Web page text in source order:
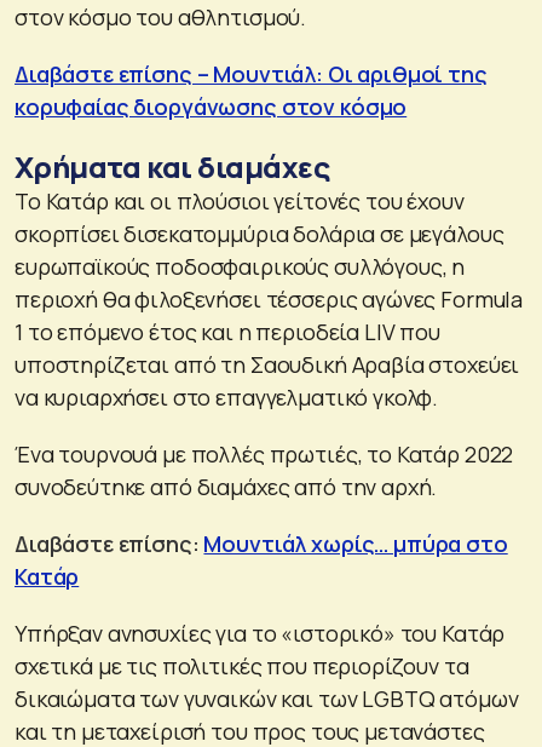
στον κόσμο του αθλητισμού.
Διαβάστε επίσης – Μουντιάλ: Οι αριθμοί της
κορυφαίας διοργάνωσης στον κόσμο
Χρήματα και διαμάχες
Το Κατάρ και οι πλούσιοι γείτονές του έχουν
σκορπίσει δισεκατομμύρια δολάρια σε μεγάλους
ευρωπαϊκούς ποδοσφαιρικούς συλλόγους, η
περιοχή θα φιλοξενήσει τέσσερις αγώνες Formula
1 το επόμενο έτος και η περιοδεία LIV που
υποστηρίζεται από τη Σαουδική Αραβία στοχεύει
να κυριαρχήσει στο επαγγελματικό γκολφ.
Ένα τουρνουά με πολλές πρωτιές, το Κατάρ 2022
συνοδεύτηκε από διαμάχες από την αρχή.
Διαβάστε επίσης: Μουντιάλ χωρίς… μπύρα στο
Κατάρ
Υπήρξαν ανησυχίες για το «ιστορικό» του Κατάρ
σχετικά με τις πολιτικές που περιορίζουν τα
δικαιώματα των γυναικών και των LGBTQ ατόμων
και τη μεταχείρισή του προς τους μετανάστες